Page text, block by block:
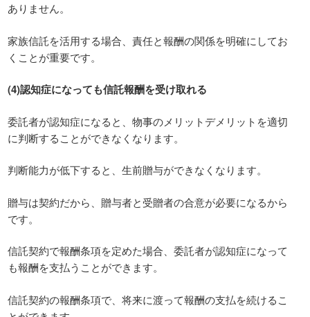
ありません。
家族信託を活用する場合、責任と報酬の関係を明確にしてお
くことが重要です。
(4)認知症になっても信託報酬を受け取れる
委託者が認知症になると、物事のメリットデメリットを適切
に判断することができなくなります。
判断能力が低下すると、生前贈与ができなくなります。
贈与は契約だから、贈与者と受贈者の合意が必要になるから
です。
信託契約で報酬条項を定めた場合、委託者が認知症になって
も報酬を支払うことができます。
信託契約の報酬条項で、将来に渡って報酬の支払を続けるこ